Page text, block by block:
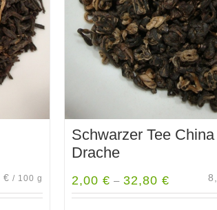
der
Produktseite
gewählt
werden
€ / 100 g
Schwarzer Tee
Drache
2,00 € – 32,80 €